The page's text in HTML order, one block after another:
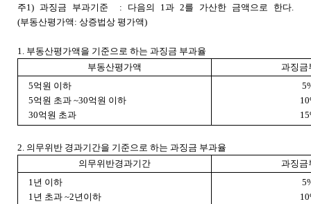
주1) 과징금 부과기준 : 다음의 1과 2를 가산한 금액으로 한다.
(부동산평가액: 상증법상 평가액)
1. 부동산평가액을 기준으로 하는 과징금 부과율
부동산평가액
과징금
5억원 이하
5억원 초과 ~30억원 이하
30억원 초과
2. 의무위반 경과기간을 기준으로 하는 과징금 부과율
의무위반경과기간
과징금
1년 이하
1년 초과 ~2년이하